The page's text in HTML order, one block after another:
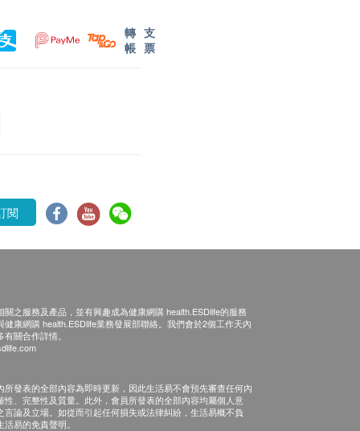
轉
帳
支
票
閱
關之服務及產品，並有興趣成為健康網購 health.ESDlife的服務
健康網購 health.ESDlife業務發展部聯絡。我們會於2個工作天內
關合作詳情。
所發表的全部內容為即時更新，因此生活易不會預先審查任何內
性、完整性及質量。此外，會員所發表的全部內容均屬個人意
言論及立場。如從而引起任何損失或法律糾紛，生活易概不負
易的免責聲明。